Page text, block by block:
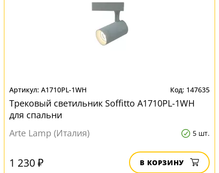
A1710PL-1WH 147635
Трековый светильник Soffitto A1710PL-1WH
для спальни
Arte Lamp (Италия)
5 шт.
1 230 ₽ В КОРЗИНУ